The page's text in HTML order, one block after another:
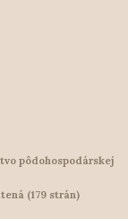
pôdohospodárskej
(179 strán)